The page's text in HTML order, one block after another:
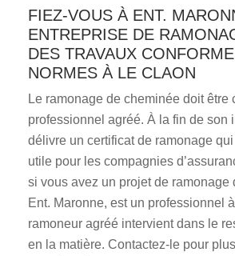
FIEZ-VOUS À ENT.
ENTREPRISE DE
DES TRAVAUX
NORMES À LE CLAON
Le ramonage de cheminée doit être
professionnel agréé. À la fin de son
délivre un certificat de ramonage
utile pour les compagnies
si vous avez un projet de ramonage
Ent. Maronne, est un professionnel
ramoneur agréé intervient dans le
en la matière. Contactez-le pour